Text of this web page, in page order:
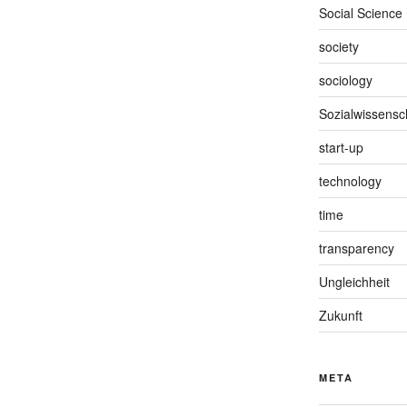
Social Science
society
sociology
start-up
technology
time
transparency
Ungleichheit
Zukunft
META